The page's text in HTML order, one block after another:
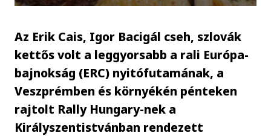
Az Erik Cais, Igor Bacigál cseh, szlovák
kettős volt a leggyorsabb a rali Európa-
bajnokság (ERC) nyitófutamának, a
Veszprémben és környékén pénteken
rajtolt Rally Hungary-nek a
Királyszentistvánban rendezett